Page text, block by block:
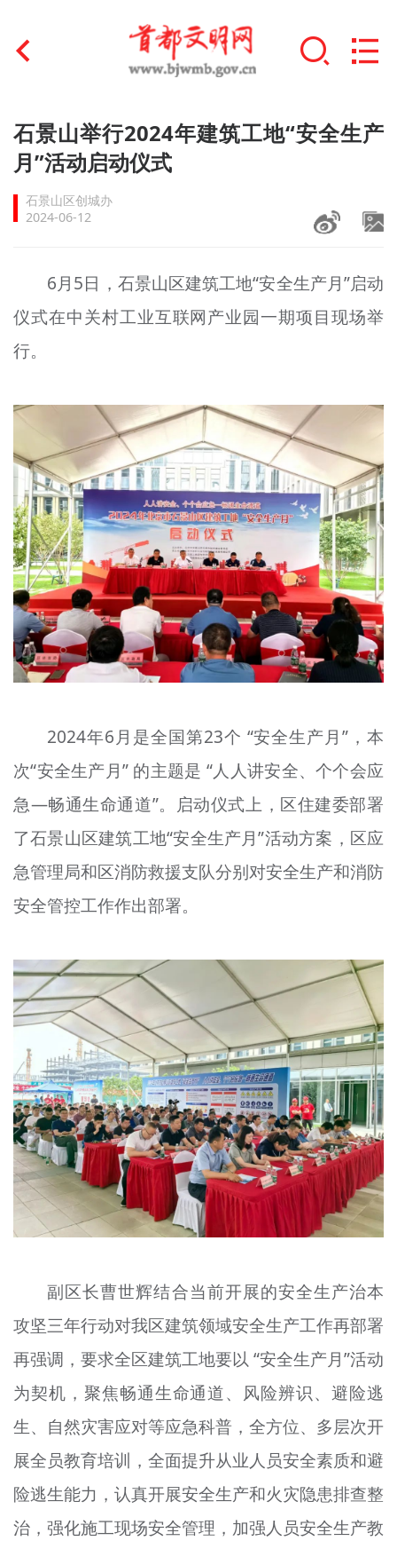
首页
文明创建
文明实践
未成年人思想道德建设
榜样人物
+
文明评论
北京宣传文化引导基金
宣传思想文化人才
专题
资料库
+
石景山举行2024年建筑工地“安全生产
月”活动启动仪式
石景山区创城办
2024-06-12
6月5日，石景山区建筑工地“安全生产月”启动
仪式在中关村工业互联网产业园一期项目现场举
行。
2024年6月是全国第23个 “安全生产月”，本
次“安全生产月” 的主题是 “人人讲安全、个个会应
急—畅通生命通道”。启动仪式上，区住建委部署
了石景山区建筑工地“安全生产月”活动方案，区应
急管理局和区消防救援支队分别对安全生产和消防
安全管控工作作出部署。
副区长曹世辉结合当前开展的安全生产治本
攻坚三年行动对我区建筑领域安全生产工作再部署
再强调，要求全区建筑工地要以 “安全生产月”活动
为契机，聚焦畅通生命通道、风险辨识、避险逃
生、自然灾害应对等应急科普，全方位、多层次开
展全员教育培训，全面提升从业人员安全素质和避
险逃生能力，认真开展安全生产和火灾隐患排查整
治，强化施工现场安全管理，加强人员安全生产教